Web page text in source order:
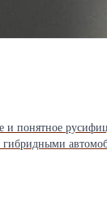
и понятное